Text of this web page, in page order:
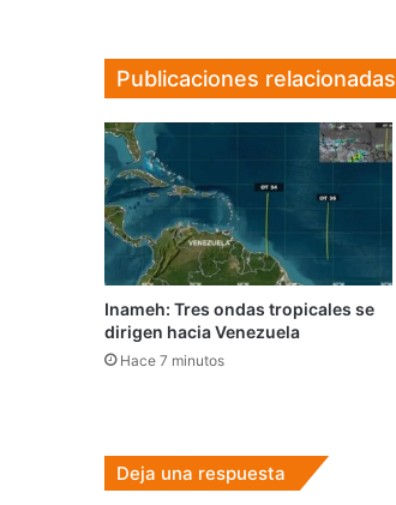
Publicaciones relacionadas
Inameh: Tres ondas tropicales se
dirigen hacia Venezuela
Hace 7 minutos
Deja una respuesta